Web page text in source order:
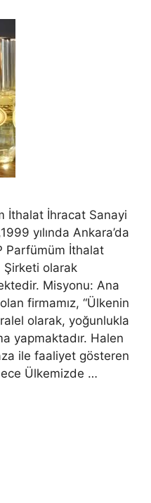
İthalat İhracat Sanayi
yılında Ankara’da
Parfümüm İthalat
Şirketi olarak
Misyonu: Ana
firmamız, “Ülkenin
olarak, yoğunlukla
yapmaktadır. Halen
ile faaliyet gösteren
Ülkemizde …